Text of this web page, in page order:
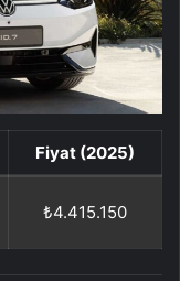
Fiyat (2025)
₺4.415.150